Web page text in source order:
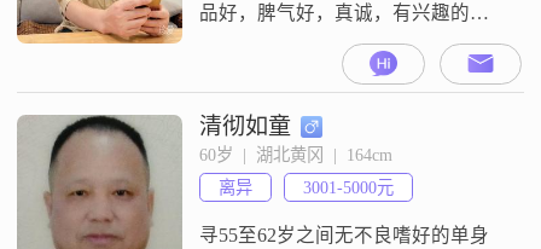
品好，脾气好，真诚，有兴趣的可
清彻如童
60岁  |  湖北黄冈  |  164cm
离异
3001-5000元
寻55至62岁之间无不良嗜好的单身